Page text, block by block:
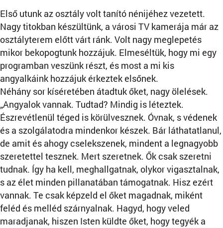
Első utunk az osztály volt tanító nénijéhez vezetett.
Nagy titokban készültünk, a városi TV kamerája már az
osztályterem előtt várt ránk. Volt nagy meglepetés
mikor bekopogtunk hozzájuk. Elmeséltük, hogy mi egy
programban veszünk részt, és most a mi kis
angyalkáink hozzájuk érkeztek elsőnek.
Néhány sor kíséretében átadtuk őket, nagy ölelések.
„Angyalok vannak. Tudtad? Mindig is léteztek.
Észrevétlenül téged is körülvesznek. Óvnak, s védenek
és a szolgálatodra mindenkor készek. Bár láthatatlanul,
de amit és ahogy cselekszenek, mindent a legnagyobb
szeretettel tesznek. Mert szeretnek. Ők csak szeretni
tudnak. Így ha kell, meghallgatnak, olykor vigasztalnak,
s az élet minden pillanatában támogatnak. Hisz ezért
vannak. Te csak képzeld el őket magadnak, miként
feléd és melléd szárnyalnak. Hagyd, hogy veled
maradjanak, hiszen Isten küldte őket, hogy tegyék a